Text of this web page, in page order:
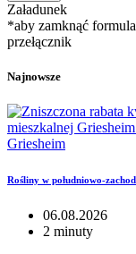
Załadunek
*aby zamknąć
przełącznik
Najnowsze
Griesheim
Rośliny w południowo-
06.08.2026
2 minuty